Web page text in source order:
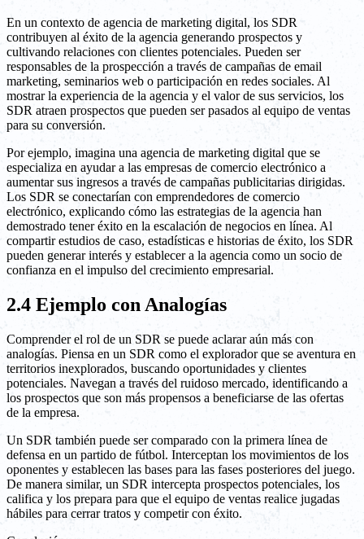
En un contexto de agencia de marketing digital, los SDR
contribuyen al éxito de la agencia generando prospectos y
cultivando relaciones con clientes potenciales. Pueden ser
responsables de la prospección a través de campañas de email
marketing, seminarios web o participación en redes sociales. Al
mostrar la experiencia de la agencia y el valor de sus servicios, los
SDR atraen prospectos que pueden ser pasados al equipo de ventas
para su conversión.
Por ejemplo, imagina una agencia de marketing digital que se
especializa en ayudar a las empresas de comercio electrónico a
aumentar sus ingresos a través de campañas publicitarias dirigidas.
Los SDR se conectarían con emprendedores de comercio
electrónico, explicando cómo las estrategias de la agencia han
demostrado tener éxito en la escalación de negocios en línea. Al
compartir estudios de caso, estadísticas e historias de éxito, los SDR
pueden generar interés y establecer a la agencia como un socio de
confianza en el impulso del crecimiento empresarial.
2.4 Ejemplo con Analogías
Comprender el rol de un SDR se puede aclarar aún más con
analogías. Piensa en un SDR como el explorador que se aventura en
territorios inexplorados, buscando oportunidades y clientes
potenciales. Navegan a través del ruidoso mercado, identificando a
los prospectos que son más propensos a beneficiarse de las ofertas
de la empresa.
Un SDR también puede ser comparado con la primera línea de
defensa en un partido de fútbol. Interceptan los movimientos de los
oponentes y establecen las bases para las fases posteriores del juego.
De manera similar, un SDR intercepta prospectos potenciales, los
califica y los prepara para que el equipo de ventas realice jugadas
hábiles para cerrar tratos y competir con éxito.